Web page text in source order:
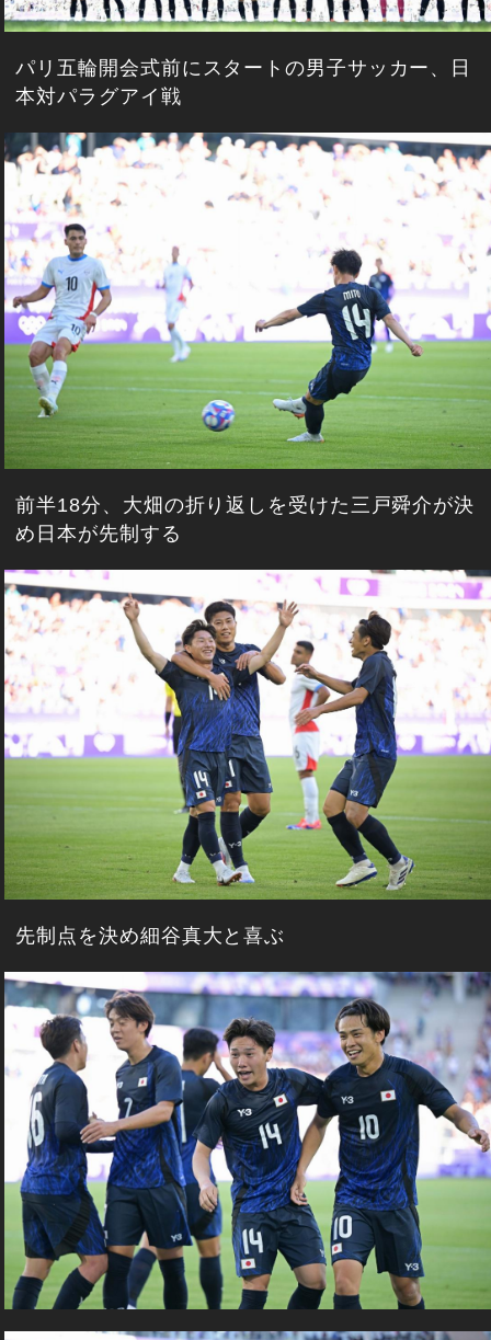
パリ五輪開会式前にスタートの男子サッカー、日
本対パラグアイ戦
前半18分、大畑の折り返しを受けた三戸舜介が決
め日本が先制する
先制点を決め細谷真大と喜ぶ